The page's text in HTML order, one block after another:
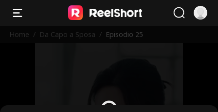
Home / Da Capo a Sposa / Episodio 25